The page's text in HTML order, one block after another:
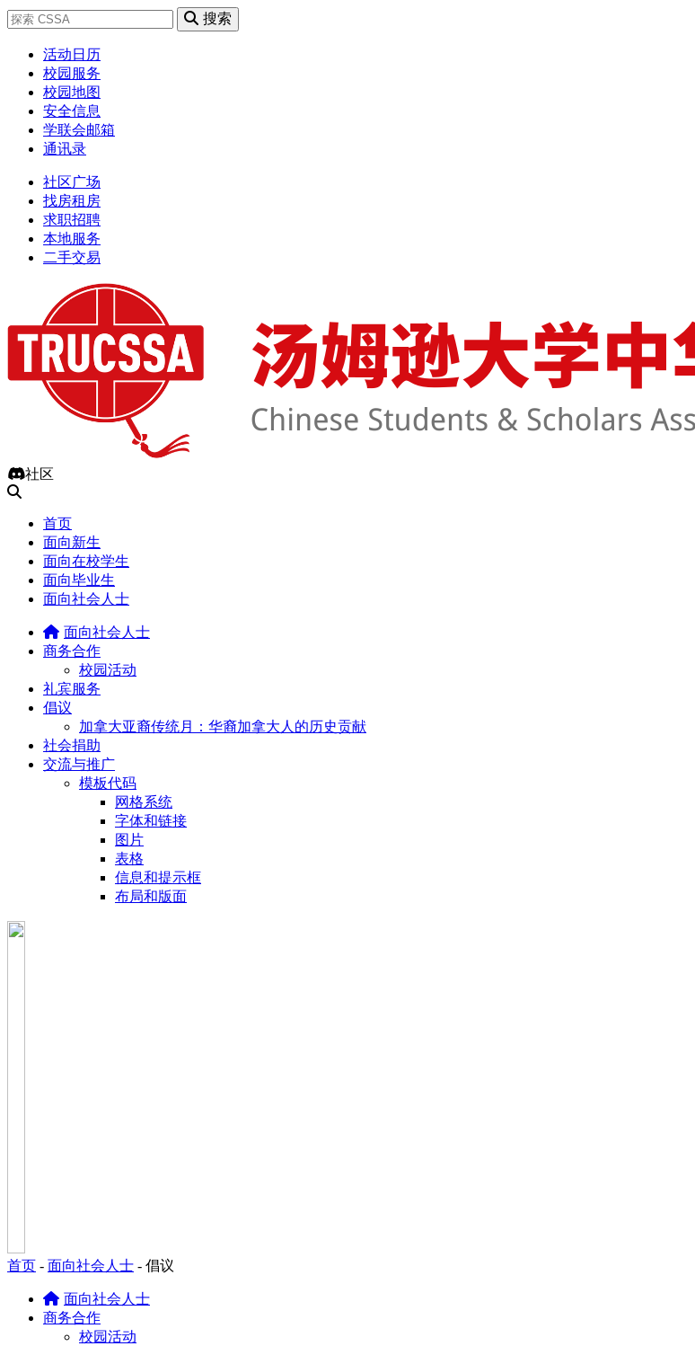
搜索
活动日历
校园服务
校园地图
安全信息
学联会邮箱
通讯录
社区广场
找房租房
求职招聘
本地服务
二手交易
社区
首页
面向新生
面向在校学生
面向毕业生
面向社会人士
面向社会人士
商务合作
校园活动
礼宾服务
倡议
加拿大亚裔传统月：华裔加拿大人的历史贡献
社会捐助
交流与推广
模板代码
网格系统
字体和链接
图片
表格
信息和提示框
布局和版面
首页 - 面向社会人士 - 倡议
面向社会人士
商务合作
校园活动